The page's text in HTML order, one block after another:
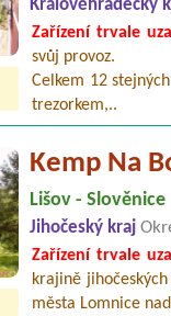
Královéhradecký
Zařízení trvale
svůj provoz.
Celkem 12
trezorkem,..
Kemp Na
Lišov - Slověnice
Jihočeský kraj
Zařízení trvale
krajině
města Lomnice